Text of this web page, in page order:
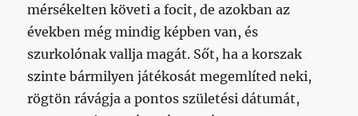
mérsékelten követi a focit, de azokban az
években még mindig képben van, és
szurkolónak vallja magát. Sőt, ha a korszak
szinte bármilyen játékosát megemlíted neki,
rögtön rávágja a pontos születési dátumát,